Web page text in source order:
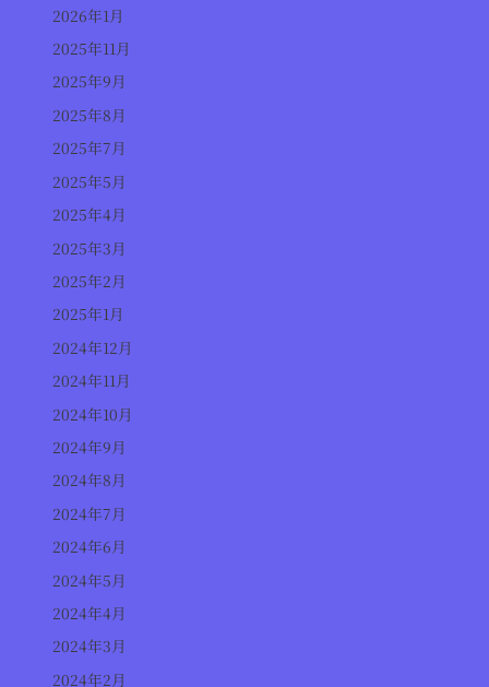
2026年1月
2025年11月
2025年9月
2025年8月
2025年7月
2025年5月
2025年4月
2025年3月
2025年2月
2025年1月
2024年12月
2024年11月
2024年10月
2024年9月
2024年8月
2024年7月
2024年6月
2024年5月
2024年4月
2024年3月
2024年2月